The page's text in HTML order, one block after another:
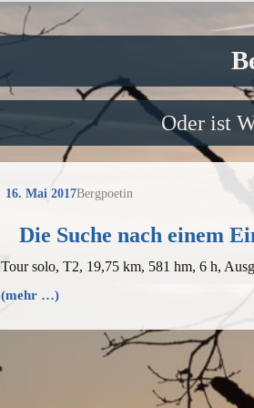
Oder ist
16. Mai 2017Bergpoetin
Die Suche nach einem
Tour solo, T2, 19,75 km, 581 hm, 6 h,
(mehr …)